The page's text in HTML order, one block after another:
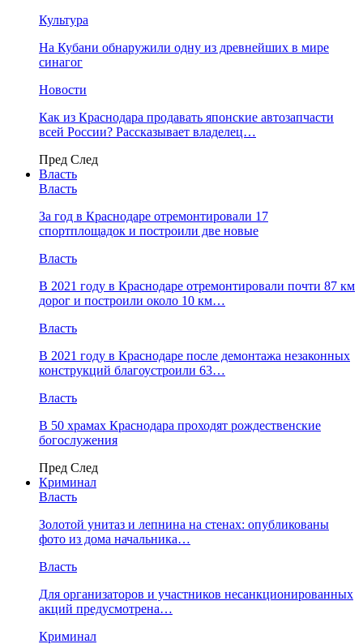
Культура
На Кубани обнаружили одну из древнейших в мире
синагог
Новости
Как из Краснодара продавать японские автозапчасти
всей России? Рассказывает владелец…
Пред След
Власть
Власть
За год в Краснодаре отремонтировали 17
спортплощадок и построили две новые
Власть
В 2021 году в Краснодаре отремонтировали почти 87 км
дорог и построили около 10 км…
Власть
В 2021 году в Краснодаре после демонтажа незаконных
конструкций благоустроили 63…
Власть
В 50 храмах Краснодара проходят рождественские
богослужения
Пред След
Криминал
Власть
​Золотой унитаз и лепнина на стенах: опубликованы
фото из дома начальника…
Власть
Для организаторов и участников несанкционированных
акций предусмотрена…
Криминал